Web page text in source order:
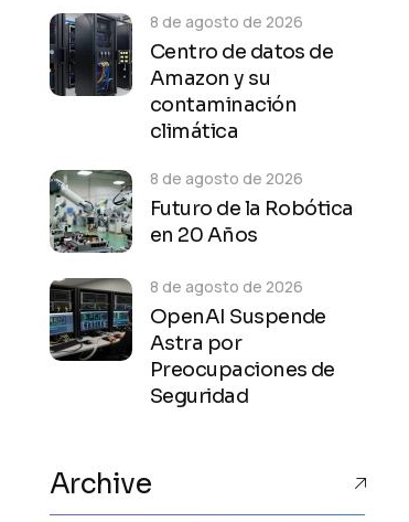
Centro de datos de
Amazon y su
contaminación
climática
8 de agosto de 2026
Futuro de la Robótica
en 20 Años
8 de agosto de 2026
OpenAI Suspende
Astra por
Preocupaciones de
Seguridad
8 de agosto de 2026
Archive